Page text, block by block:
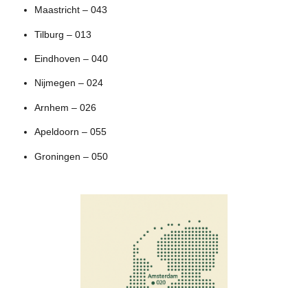
Maastricht – 043
Tilburg – 013
Eindhoven – 040
Nijmegen – 024
Arnhem – 026
Apeldoorn – 055
Groningen – 050